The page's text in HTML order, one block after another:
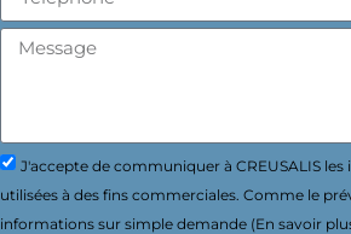
J'accepte de communiquer à CREUSALIS
utilisées à des fins commerciales. Comme le
informations sur simple demande (En savoir